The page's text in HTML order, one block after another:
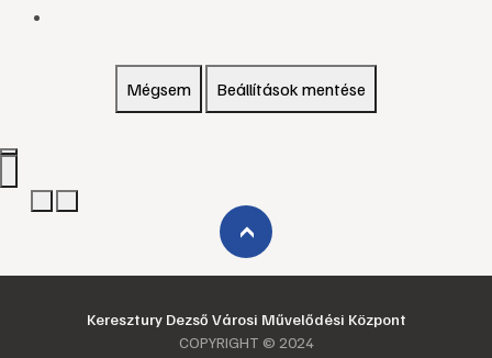
Mégsem Beállítások mentése
›
Keresztury Dezső Városi Művelődési Központ
COPYRIGHT © 2024